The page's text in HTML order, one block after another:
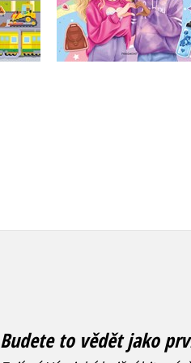
Do košíku
Budete to vědět jako